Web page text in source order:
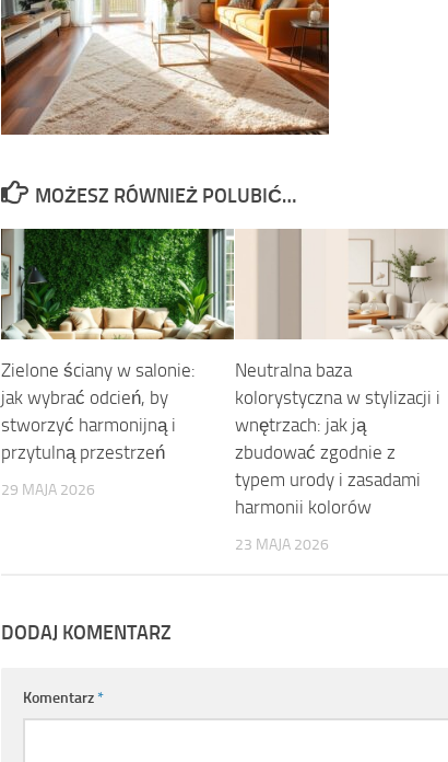
MOŻESZ RÓWNIEŻ POLUBIĆ…
Zielone ściany w salonie:
jak wybrać odcień, by
stworzyć harmonijną i
przytulną przestrzeń
29 MAJA 2026
Neutralna baza
kolorystyczna w stylizacji i
wnętrzach: jak ją
zbudować zgodnie z
typem urody i zasadami
harmonii kolorów
23 MAJA 2026
DODAJ KOMENTARZ
Komentarz*